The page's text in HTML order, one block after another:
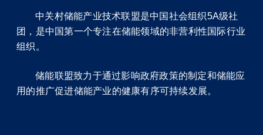
中关村储能产业技术联盟是中国社会组织5A级社
团，是中国第一个专注在储能领域的非营利性国际行业
组织。
储能联盟致力于通过影响政府政策的制定和储能应
用的推广促进储能产业的健康有序可持续发展。